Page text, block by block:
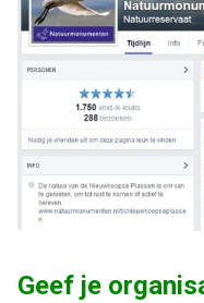
Geef je